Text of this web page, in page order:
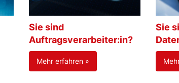
Sie sind
Auftragsverarbeiter:in?
Mehr erfahren »
Sie